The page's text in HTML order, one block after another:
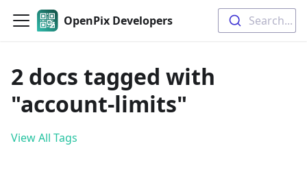
OpenPix Developers Search...
2 docs tagged with
"account-limits"
View All Tags